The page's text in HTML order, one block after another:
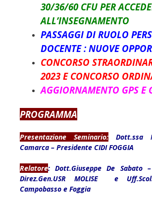
30/36/60 CFU PER
ALL’INSEGNAMENTO
PASSAGGI DI RUOLO
DOCENTE : NUOVE
CONCORSO
2023 E CONCORSO
AGGIORNAMENTO GPS E
PROGRAMMA
Presentazione Seminario: Dott.ssa
Camarca – Presidente CIDI FOGGIA
Relatore: Dott.Giuseppe De Sabato
Direz.Gen.USR MOLISE e
Campobasso e Foggia